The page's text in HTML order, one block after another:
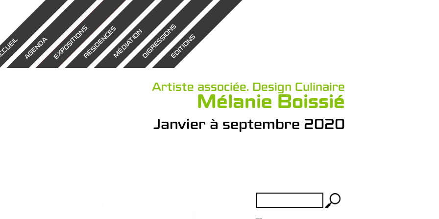
AGENDAEXPOSITIONSRÉSIDENCESMÉDIATIONDIGRESSIONSEDITIONS
Artiste associée. Design Culinaire
Mélanie Boissié
Janvier à septembre 2020